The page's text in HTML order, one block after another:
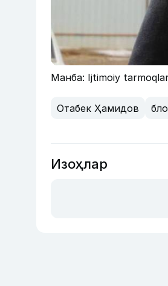
Манба: Ijtimoiy
Отабек Ҳамидов
Изоҳлар